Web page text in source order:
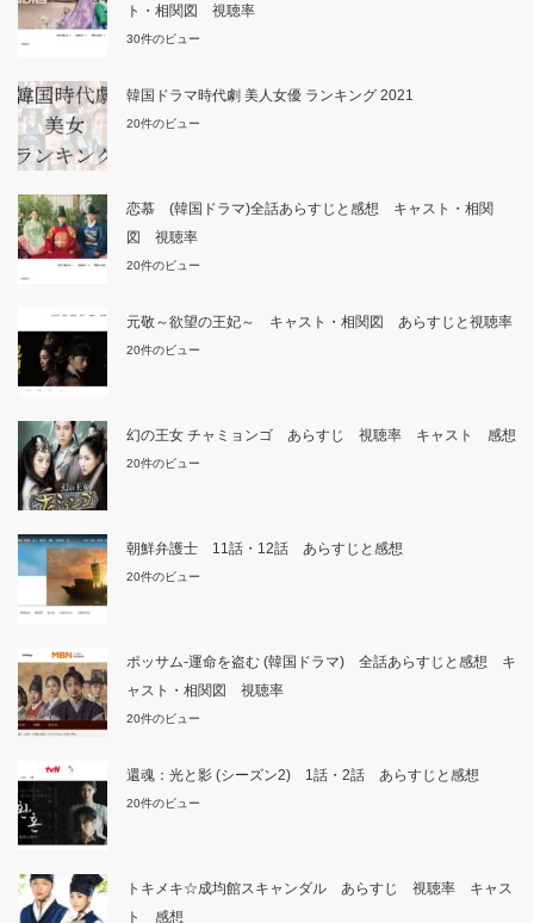
ト・相関図 視聴率
30件のビュー
韓国ドラマ時代劇 美人女優 ランキング 2021
20件のビュー
恋慕 (韓国ドラマ)全話あらすじと感想 キャスト・相関
図 視聴率
20件のビュー
元敬～欲望の王妃～ キャスト・相関図 あらすじと視聴率
20件のビュー
幻の王女 チャミョンゴ あらすじ 視聴率 キャスト 感想
20件のビュー
朝鮮弁護士 11話・12話 あらすじと感想
20件のビュー
ポッサム-運命を盗む (韓国ドラマ) 全話あらすじと感想 キ
ャスト・相関図 視聴率
20件のビュー
還魂：光と影 (シーズン2) 1話・2話 あらすじと感想
20件のビュー
トキメキ☆成均館スキャンダル あらすじ 視聴率 キャス
ト 感想